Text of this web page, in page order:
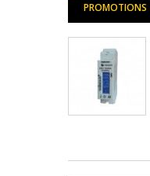
PROMOTIONS